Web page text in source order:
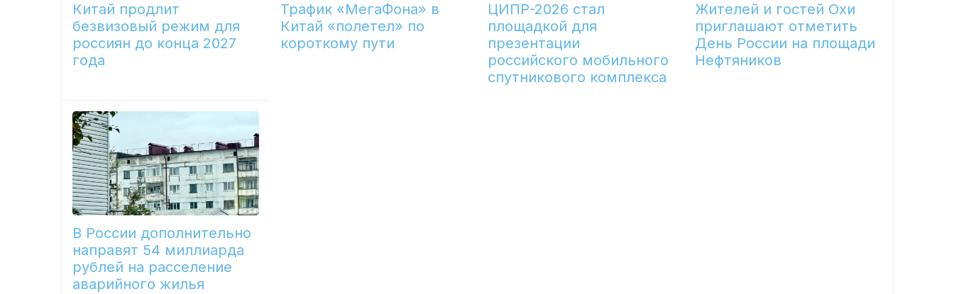
Китай продлит
безвизовый режим для
россиян до конца 2027
года
Трафик «МегаФона» в
Китай «полетел» по
короткому пути
ЦИПР-2026 стал
площадкой для
презентации
российского мобильного
спутникового комплекса
Жителей и гостей Охи
приглашают отметить
День России на площади
Нефтяников
В России дополнительно
направят 54 миллиарда
рублей на расселение
аварийного жилья